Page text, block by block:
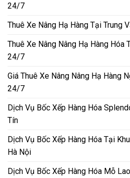
24/7
Thuê Xe Nâng Hạ Hàng Tại Trung
Thuê Xe Nâng Nâng Hạ Hàng Hóa
24/7
Giá Thuê Xe Nâng Nâng Hạ Hàng
24/7
Dịch Vụ Bốc Xếp Hàng Hóa
Tín
Dịch Vụ Bốc Xếp Hàng Hóa Tại
Hà Nội
Dịch Vụ Bốc Xếp Hàng Hóa Mỗ